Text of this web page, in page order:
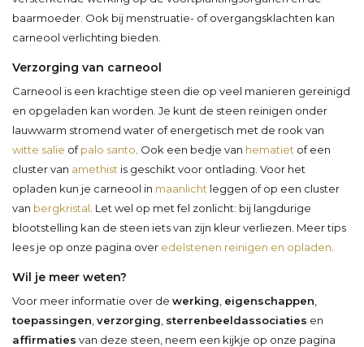
baarmoeder. Ook bij menstruatie- of overgangsklachten kan
carneool verlichting bieden.
Verzorging van carneool
Carneool is een krachtige steen die op veel manieren gereinigd
en opgeladen kan worden. Je kunt de steen reinigen onder
lauwwarm stromend water of energetisch met de rook van
witte salie ofpalo santo . Ook een bedje van hematiet of een
cluster van amethist is geschikt voor ontlading. Voor het
opladen kun je carneool in maanlicht leggen of op een cluster
van bergkristal . Let wel op met fel zonlicht: bij langdurige
blootstelling kan de steen iets van zijn kleur verliezen. Meer tips
lees je op onze pagina over edelstenen reinigen en opladen
Wil je meer weten?
Voor meer informatie over de werking eigenschappen
toepassingen verzorging sterrenbeeldassociaties en
affirmaties van deze steen, neem een kijkje op onze pagina